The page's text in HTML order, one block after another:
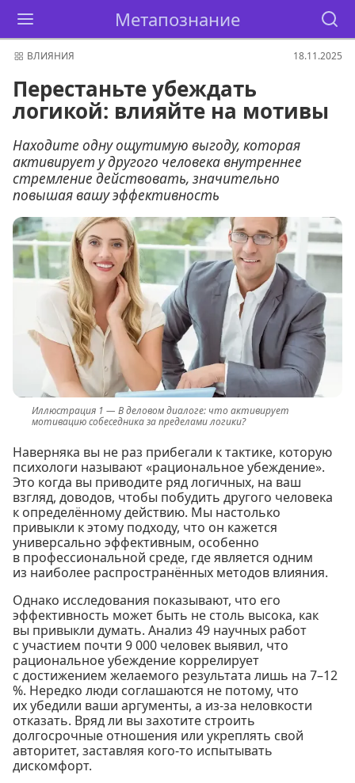
Метапознание
ВЛИЯНИЯ 18.11.2025
Перестаньте убеждать
логикой: влияйте на мотивы
Находите одну ощутимую выгоду, которая
активирует у другого человека внутреннее
стремление действовать, значительно
повышая вашу эффективность
В деловом диалоге: что активирует
мотивацию собеседника за пределами логики?
Наверняка вы не раз прибегали к тактике, которую
психологи называют «рациональное убеждение».
Это когда вы приводите ряд логичных, на ваш
взгляд, доводов, чтобы побудить другого человека
к определённому действию. Мы настолько
привыкли к этому подходу, что он кажется
универсально эффективным, особенно
в профессиональной среде, где является одним
из наиболее распространённых методов влияния.
Однако исследования показывают, что его
эффективность может быть не столь высока, как
вы привыкли думать. Анализ 49 научных работ
с участием почти 9 000 человек выявил, что
рациональное убеждение коррелирует
с достижением желаемого результата лишь на 7–12
%. Нередко люди соглашаются не потому, что
их убедили ваши аргументы, а из-за неловкости
отказать. Вряд ли вы захотите строить
долгосрочные отношения или укреплять свой
авторитет, заставляя кого-то испытывать
дискомфорт.